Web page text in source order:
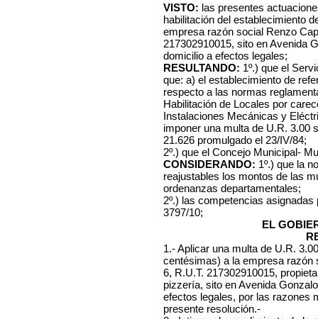
VISTO: las presentes
habilitación del establecimiento
empresa razón social Renzo
217302910015, sito en Avenida
domicilio a efectos legales;
RESULTANDO: 1º.) que el
que: a) el establecimiento de
respecto a las normas
Habilitación de Locales por
Instalaciones Mecánicas y
imponer una multa de U.R. 3.00
21.626 promulgado el 23/IV/84;
2º.) que el Concejo Municipal-
CONSIDERANDO: 1º.) que la
reajustables los montos de las
ordenanzas departamentales;
2º.) las competencias
3797/10;
EL
1.- Aplicar una multa de U.R.
centésimas) a la empresa razón
6, R.U.T. 217302910015,
pizzería, sito en Avenida
efectos legales, por las razones
presente resolución.-